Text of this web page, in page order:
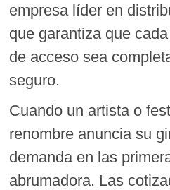
empresa líder en
que garantiza que
de acceso sea
seguro.
Cuando un artista o
renombre anuncia su
demanda en las
abrumadora. Las